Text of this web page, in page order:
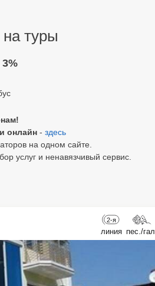
туры
онлайн - здесь
на одном сайте.
услуг и ненавязчивый сервис.
2-я
линия пес./гал.